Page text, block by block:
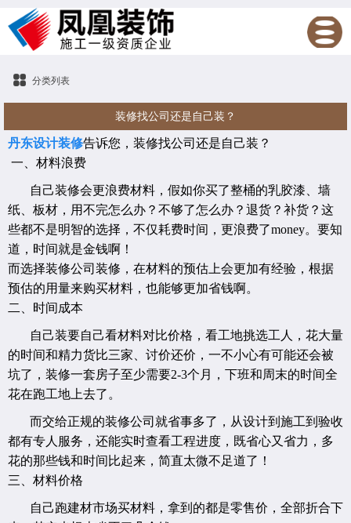
分类列表
装修找公司还是自己装？
丹东设计装修告诉您，装修找公司还是自己装？
一、材料浪费
自己装修会更浪费材料，假如你买了整桶的乳胶漆、墙
纸、板材，用不完怎么办？不够了怎么办？退货？补货？这
些都不是明智的选择，不仅耗费时间，更浪费了money。要知
道，时间就是金钱啊！
而选择装修公司装修，在材料的预估上会更加有经验，根据
预估的用量来购买材料，也能够更加省钱啊。
二、时间成本
自己装要自己看材料对比价格，看工地挑选工人，花大量
的时间和精力货比三家、讨价还价，一不小心有可能还会被
坑了，装修一套房子至少需要2-3个月，下班和周末的时间全
花在跑工地上去了。
而交给正规的装修公司就省事多了，从设计到施工到验收
都有专人服务，还能实时查看工程进度，既省心又省力，多
花的那些钱和时间比起来，简直太微不足道了！
三、材料价格
自己跑建材市场买材料，拿到的都是零售价，全部折合下